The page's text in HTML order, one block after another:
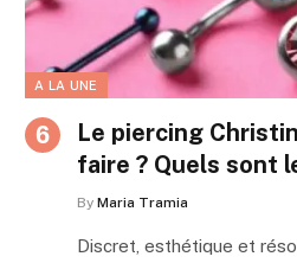
A LA UNE
Le piercing
faire ? Quels sont
By Maria Tramia
Discret, esthétique et